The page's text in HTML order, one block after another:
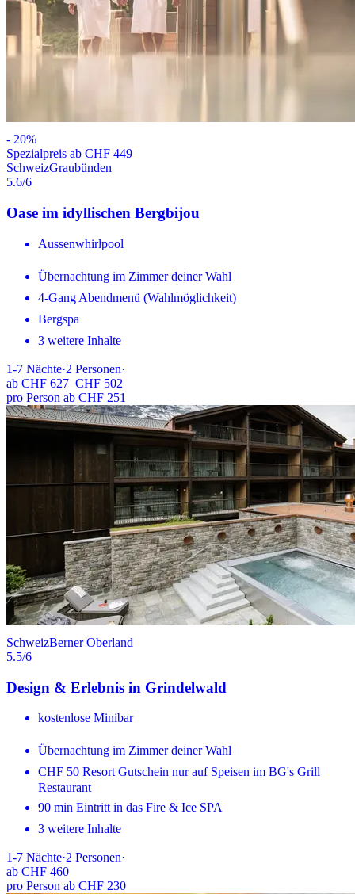
- 20%
Spezialpreis ab CHF 449
SchweizGraubünden
5.6/6
Oase im idyllischen Bergbijou
Aussenwhirlpool
Übernachtung im Zimmer deiner Wahl
4-Gang Abendmenü (Wahlmöglichkeit)
Bergspa
3 weitere Inhalte
1-7 Nächte·2 Personen·
ab CHF 627 CHF 502
pro Person ab CHF 251
SchweizBerner Oberland
5.5/6
Design & Erlebnis in Grindelwald
kostenlose Minibar
Übernachtung im Zimmer deiner Wahl
CHF 50 Resort Gutschein nur auf Speisen im BG's Grill
Restaurant
90 min Eintritt in das Fire & Ice SPA
3 weitere Inhalte
1-7 Nächte·2 Personen·
ab CHF 460
pro Person ab CHF 230